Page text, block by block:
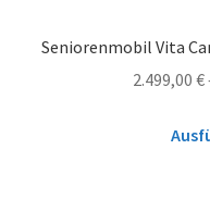
Seniorenmobil Vita
2.499,00 €